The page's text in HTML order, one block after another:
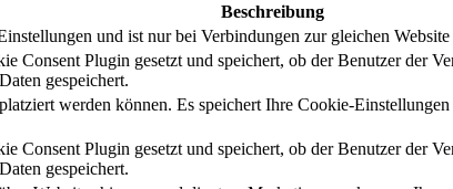
Beschreibung
und ist nur bei Verbindungen zur gleichen
Consent Plugin gesetzt und speichert, ob der Benutzer der
gespeichert.
werden können. Es speichert Ihre Cookie-
Consent Plugin gesetzt und speichert, ob der Benutzer der
gespeichert.